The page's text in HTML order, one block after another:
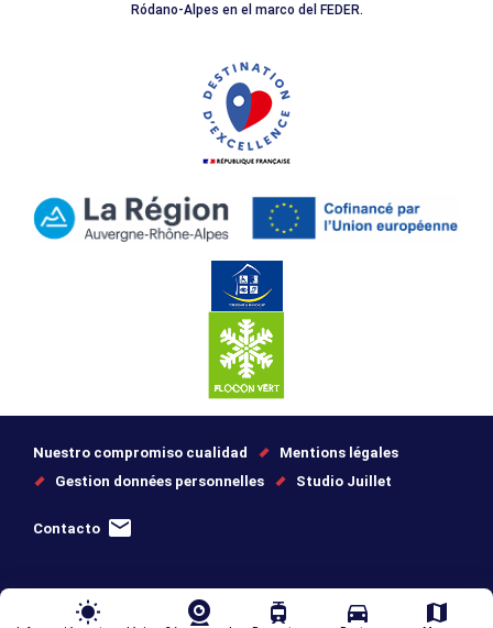
Ródano-Alpes en el marco del FEDER.
Nuestro compromiso cualidad
Mentions légales
Gestion données personnelles
Studio Juillet
Contacto
wb_sunny tram directions_car map